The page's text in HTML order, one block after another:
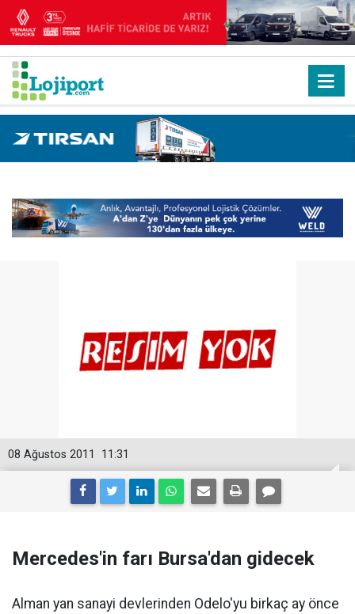
11:31
08 Ağustos 2011
Mercedes'in farı Bursa'dan gidecek
Alman yan sanayi devlerinden Odelo'yu birkaç ay önce